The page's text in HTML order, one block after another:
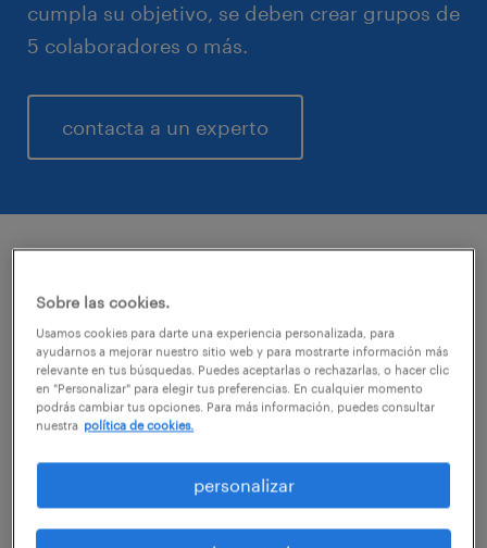
cumpla su objetivo, se deben crear grupos de
5 colaboradores o más.
contacta a un experto
Los programas de Outplacement tienen
como objetivo cuidar al máximo el talento de
una organización, y ofrecer nuevas
una desvinculación. Dichos programas son
sin duda, una inversión en Employer
Sobre las cookies.
Usamos cookies para darte una experiencia personalizada, para
ayudarnos a mejorar nuestro sitio web y para mostrarte información más
relevante en tus búsquedas. Puedes aceptarlas o rechazarlas, o hacer clic
en "Personalizar" para elegir tus preferencias. En cualquier momento
podrás cambiar tus opciones. Para más información, puedes consultar
nuestra política de cookies.
personalizar